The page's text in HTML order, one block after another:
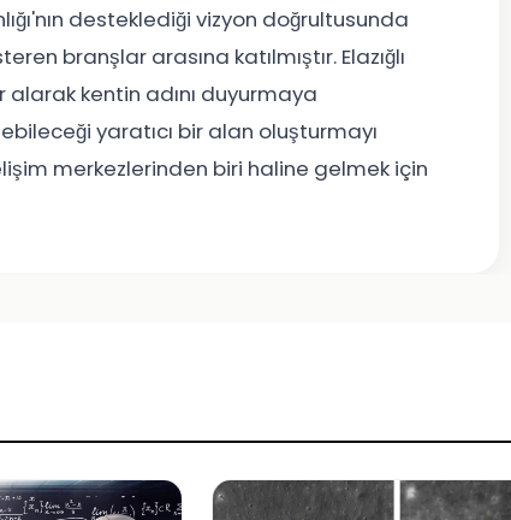
desteklediği vizyon doğrultusunda
branşlar arasına katılmıştır. Elazığlı
kentin adını duyurmaya
yaratıcı bir alan oluşturmayı
merkezlerinden biri haline gelmek için